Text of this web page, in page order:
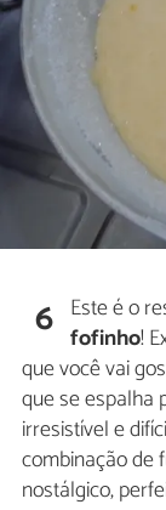
6 Este é o
fofinho!
que você vai
que se espalha
irresistível e
combinação de
nostálgico,